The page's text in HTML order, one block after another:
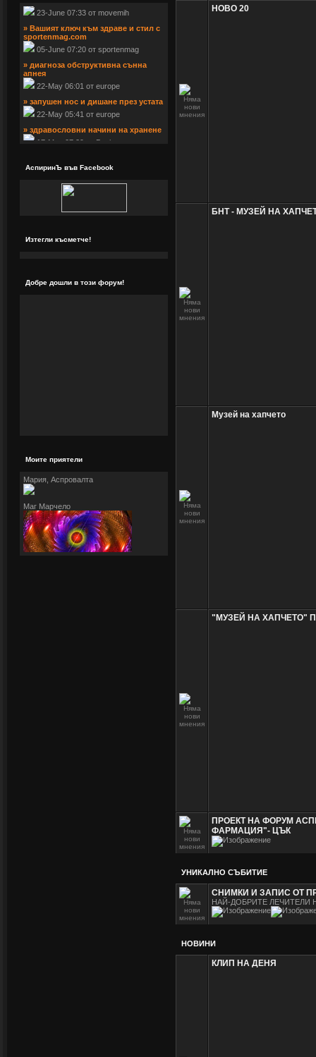
» Вашият ключ към здраве и стил с
sportenmag.com
05-June 07:20 от sportenmag
» диагноза обструктивна сънна
22-May 06:01 от europe
» запушен нос и дишане през устата
22-May 05:41 от europe
» здравословни начини на хранене
17-May 07:29 от Bonjur
АспиринЪ във Facebook
Изтегли късметче!
Добре дошли в този форум!
Моите приятели
Мария, Аспровалта
Маг Марчело
НОВО 20
БНТ - МУЗЕЙ НА
Музей на хапчето
"МУЗЕЙ НА ХАПЧЕТО"
ПРОЕКТ НА ФОРУМ
ФАРМАЦИЯ"- ЦЪК
УНИКАЛНО СЪБИТИЕ
СНИМКИ И ЗАПИС ОТ
НАЙ-ДОБРИТЕ ЛЕЧИТЕЛИ
НОВИНИ
КЛИП НА ДЕНЯ